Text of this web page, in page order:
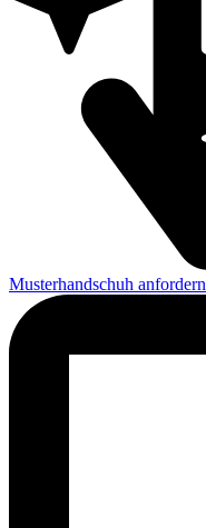
Musterhandschuh anfordern